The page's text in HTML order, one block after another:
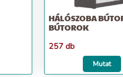
HÁLÓSZOBA
BÚTOROK
257 db
Mutat